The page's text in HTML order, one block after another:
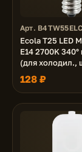
Арт. B4TW55ELC
Ecola T25 LED
E14 2700K
(для холодил.,
машинки и т.д.)
128 ₽